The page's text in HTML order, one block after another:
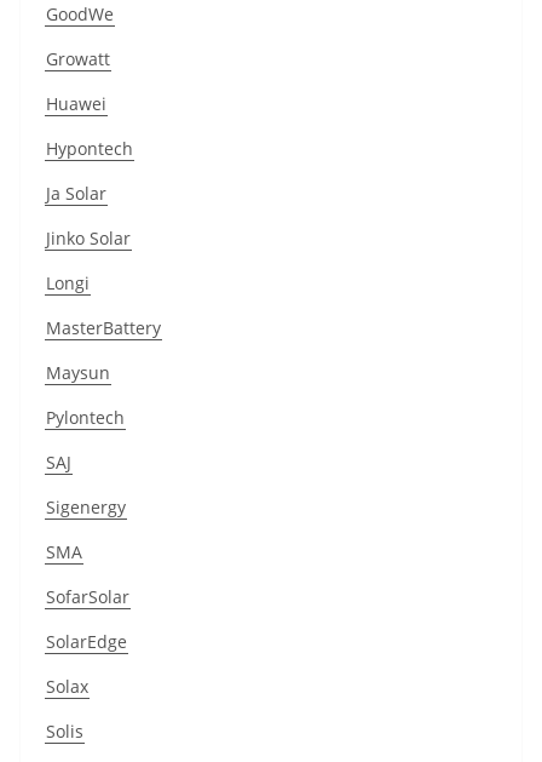
GoodWe
Growatt
Huawei
Hypontech
Ja Solar
Jinko Solar
Longi
MasterBattery
Maysun
Pylontech
SAJ
Sigenergy
SMA
SofarSolar
SolarEdge
Solax
Solis